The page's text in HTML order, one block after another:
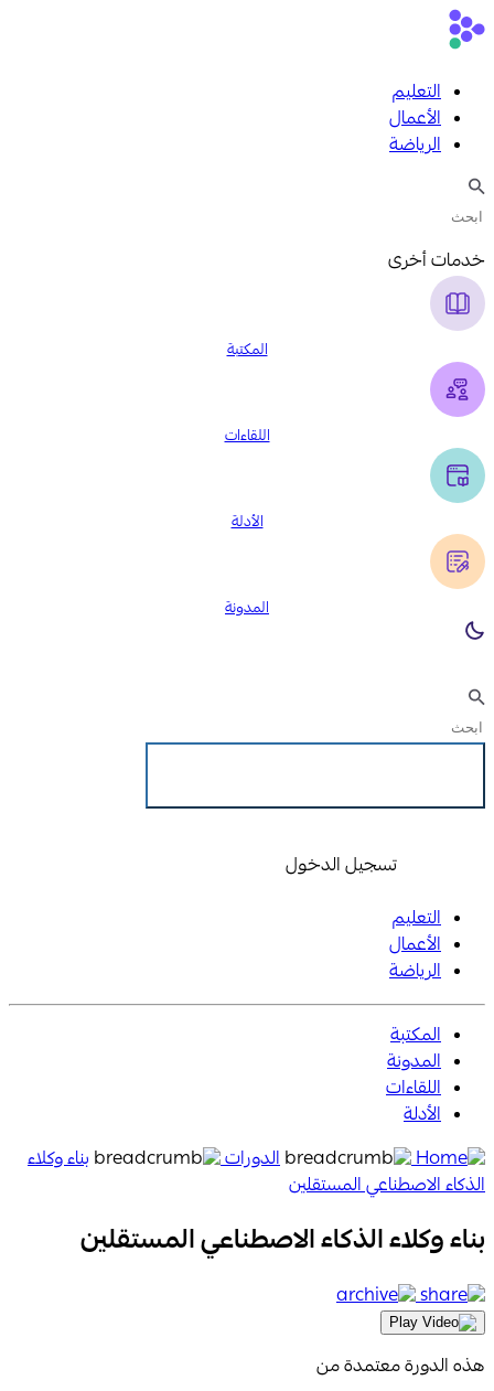
التعليم
الأعمال
الرياضة
خدمات أخرى
المكتبة
اللقاءات
الأدلة
المدونة
تسجيل الدخول
التعليم
الأعمال
الرياضة
المكتبة
المدونة
اللقاءات
الأدلة
Aanaab
Home
Icon
الدورات
بناء وكلاء
الذكاء الاصطناعي المستقلين
بناء وكلاء الذكاء الاصطناعي المستقلين
share
Icon
archive
Play
Icon
هذه الدورة معتمدة من